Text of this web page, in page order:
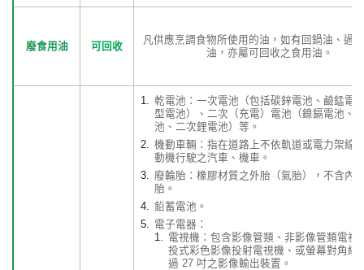
廢食用油 可回收
凡供應烹調食物所使用的油，如有回鍋油、過
油，亦屬可回收之食用油。
乾電池：一次電池（包括碳鋅電池、鹼錳電
型電池）、二次（充電）電池（鎳鎘電池、
池、二次鋰電池）等。
機動車輛：指在道路上不依軌道或電力架線
動機行駛之汽車、機車。
廢輪胎：橡膠材質之外胎（氣胎），不含內
胎。
鉛蓄電池。
電子電器：
電視機：包含影像管類、非影像管類電視
投式彩色影像投射電視機、或螢幕對角線
過 27 吋之影像輸出裝置。